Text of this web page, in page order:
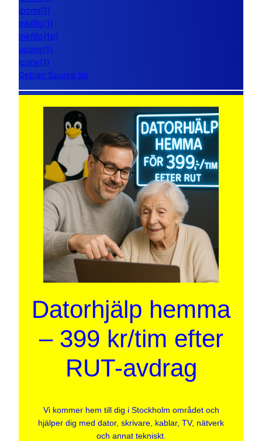
ipcrm(1)
mkfifo(1)
mkfifo(1p)
uconv(1)
iconv(1)
Debian Source list
Datorhjälp hemma
– 399 kr/tim efter
RUT-avdrag
Vi kommer hem till dig i Stockholm området och
hjälper dig med dator, skrivare, kablar, TV, nätverk
och annat tekniskt.